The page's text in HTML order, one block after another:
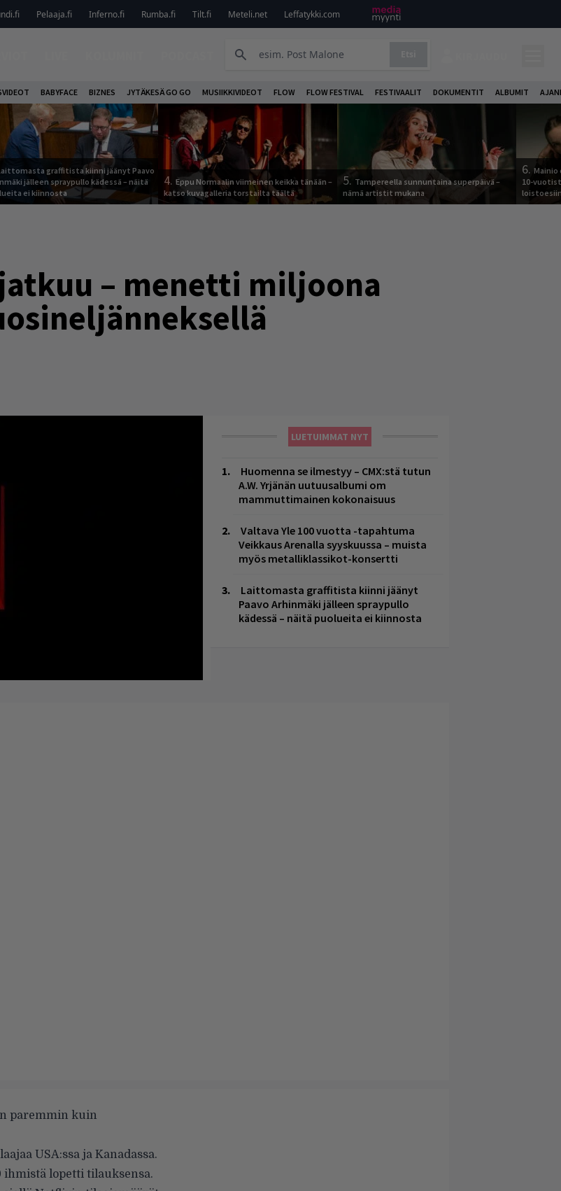
Pelaaja.fi Inferno.fi Rumba.fi Tilt.fi Meteli.net Leffatykki.com
BABYFACE BIZNES JYTÄKESÄ GO GO MUSIIKKIVIDEOT FLOW FLOW FESTIVAL FESTIVAALIT DOKUMENTIT ALBUMIT
graffitista kiinni jäänyt Paavo
jälleen spraypullo kädessä – näitä
ei kiinnosta
4. Eppu Normaalin viimeinen keikka tänään –
katso kuvagalleria torstailta täältä
5. Tampereella sunnuntaina superpäivä –
nämä artistit mukana
6.
10-
– menetti miljoona
LUETUIMMAT NYT
Huomenna se ilmestyy – CMX:stä tutun
A.W. Yrjänän uutuusalbumi om
mammuttimainen kokonaisuus
Valtava Yle 100 vuotta -tapahtuma
Veikkaus Arenalla syyskuussa – muista
myös metalliklassikot-konsertti
Laittomasta graffitista kiinni jäänyt
Paavo Arhinmäki jälleen spraypullo
kädessä – näitä puolueita ei kiinnosta
paremmin kuin
USA:ssa ja Kanadassa.
ihmistä lopetti tilauksensa.